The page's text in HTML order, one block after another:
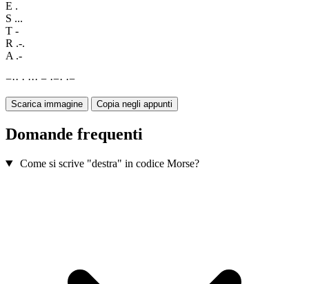
E .
S ...
T -
R .-.
A .-
−·· · ··· − ·−· ·−
Scarica immagine Copia negli appunti
Domande frequenti
Come si scrive "destra" in codice Morse?